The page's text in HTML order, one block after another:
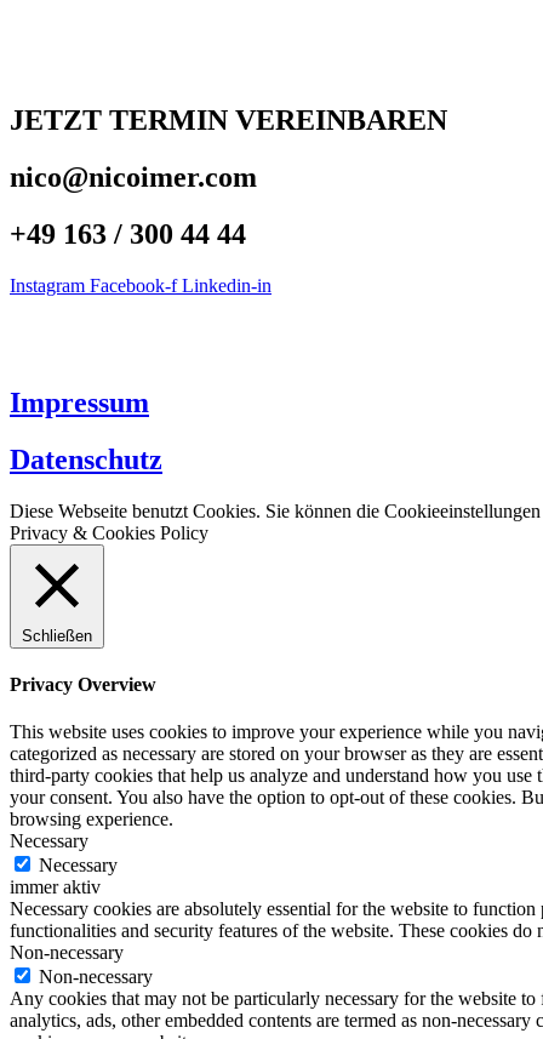
JETZT TERMIN VEREINBAREN
nico@nicoimer.com
+49 163 / 300 44 44
Instagram Facebook-f Linkedin-in
Impressum
Datenschutz
Diese Webseite benutzt Cookies. Sie können die
Privacy & Cookies Policy
Schließen
Privacy Overview
This website uses cookies to improve your experience while you
categorized as necessary are stored on your browser as they are
third-party cookies that help us analyze and understand how you
your consent. You also have the option to opt-out of these cookies.
browsing experience.
Necessary
Necessary
immer aktiv
Necessary cookies are absolutely essential for the website to
functionalities and security features of the website. These cookies do
Non-necessary
Non-necessary
Any cookies that may not be particularly necessary for the website
analytics, ads, other embedded contents are termed as non-